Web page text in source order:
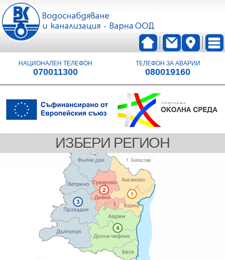
НАЦИОНАЛЕН ТЕЛЕФОН
070011300
ТЕЛЕФОН ЗА АВАРИИ
080019160
ИЗБЕРИ РЕГИОН